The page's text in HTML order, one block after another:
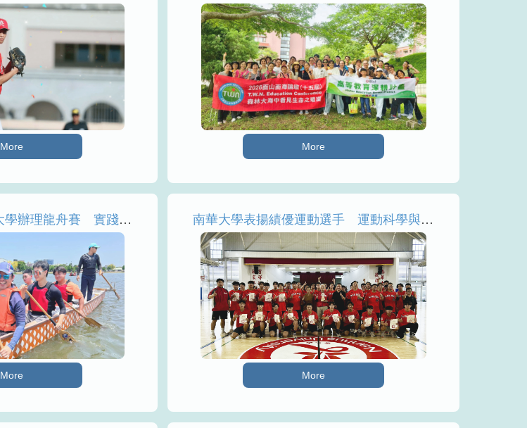
More More
南華大學攜手中正大學辦理龍舟賽 實踐USR跨世代交流
More
南華大學表揚績優運動選手 運動科學與品格教育並進創佳績
More